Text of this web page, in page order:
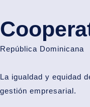
República Dominicana
La igualdad y equidad
gestión empresarial.